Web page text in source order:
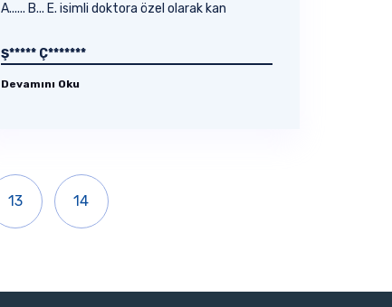
A...... B... E. isimli doktora özel olarak kan
Ş***** Ç*******
Devamını Oku
13 14